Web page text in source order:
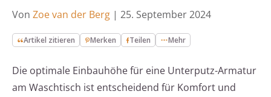
Von Zoe van der Berg | 25. September 2024
Artikel zitieren Merken Teilen Mehr
Die optimale Einbauhöhe für eine Unterputz-Armatur
am Waschtisch ist entscheidend für Komfort und